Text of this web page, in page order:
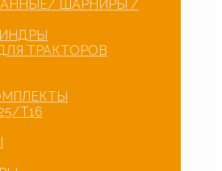
ШАРНИРЫ /
ТРАКТОРОВ
Т16